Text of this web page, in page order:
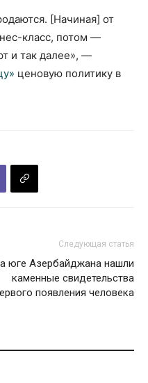
[Начиная] от
класс, потом —
и так далее», —
ценовую политику в
Следующая статья
юге Азербайджана нашли
каменные свидетельства
появления человека